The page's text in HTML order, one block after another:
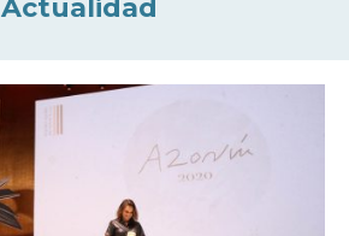
Actualidad